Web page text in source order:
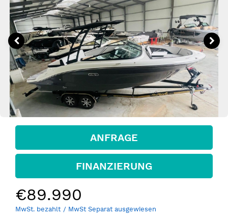
€89.990
MwSt. bezahlt / MwSt Separat ausgewiesen
ANFRAGE
FINANZIERUNG